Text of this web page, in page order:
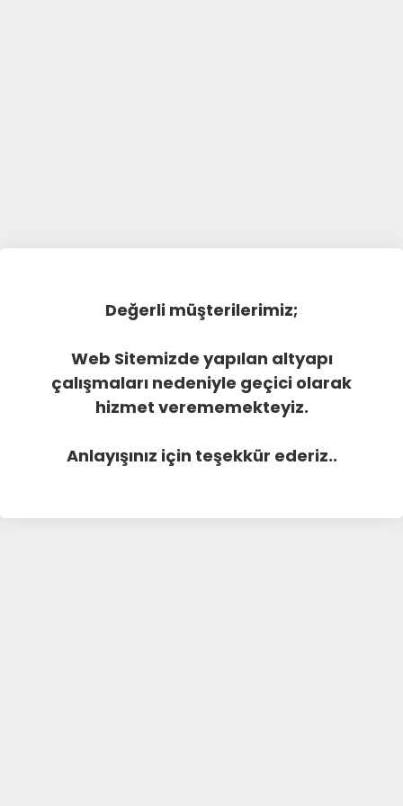
Değerli müşterilerimiz;
Web Sitemizde yapılan altyapı
çalışmaları nedeniyle geçici olarak
hizmet verememekteyiz.
Anlayışınız için teşekkür ederiz..